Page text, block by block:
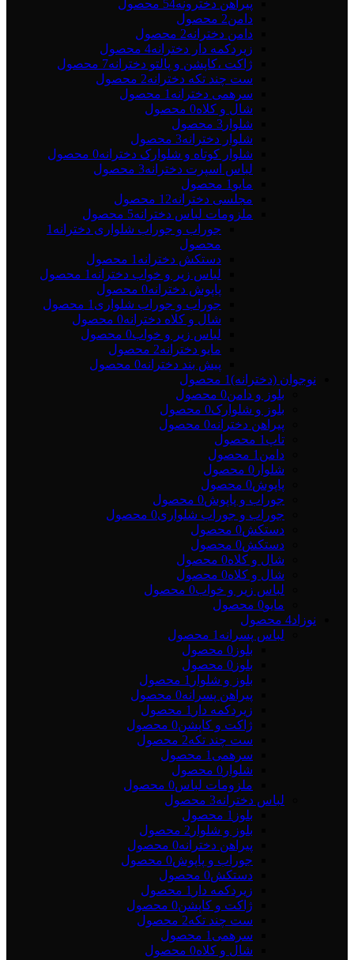
پیراهن دخترونه54 محصول
دامن2 محصول
دامن دخترانه2 محصول
زیردکمه دار دخترانه4 محصول
ژاکت ،کاپشن و پالتو دخترانه7 محصول
ست چند تکه دخترانه2 محصول
سرهمی دخترانه 1 محصول
شال و کلاه0 محصول
شلوار 3 محصول
شلوار دخترانه3 محصول
شلوار کوتاه و شلوارک دخترانه0 محصول
لباس اسپرت دخترانه3 محصول
مایو 1 محصول
مجلسی دخترانه12 محصول
ملزومات لباس دخترانه5 محصول
جوراب و جوراب شلواری دخترانه 1
محصول
دستکش دخترانه 1 محصول
لباس زیر و خواب دخترانه 1 محصول
پاپوش دخترانه0 محصول
جوراب و جوراب شلواری 1 محصول
شال و کلاه دخترانه0 محصول
لباس زیر و خواب0 محصول
مایو دخترانه2 محصول
پیش بند دخترانه0 محصول
نوجوان (دخترانه)1 محصول
بلوز و دامن0 محصول
بلوز و شلوارک0 محصول
پیراهن دخترانه0 محصول
تاپ 1 محصول
دامن 1 محصول
شلوار 0 محصول
پاپوش0 محصول
جوراب و پاپوش0 محصول
جوراب و جوراب شلواری0 محصول
دستکش0 محصول
دستکش0 محصول
شال و کلاه0 محصول
شال و کلاه0 محصول
لباس زیر و خواب0 محصول
مایو0 محصول
نوزاد4 محصول
لباس پسرانه 1 محصول
بلوز 0 محصول
بلوز 0 محصول
بلوز و شلوار 1 محصول
پیراهن پسرانه0 محصول
زیردکمه دار 1 محصول
ژاکت و کاپشن0 محصول
ست چند تکه2 محصول
سرهمی 1 محصول
شلوار 0 محصول
ملزومات لباس0 محصول
لباس دخترانه3 محصول
بلوز 1 محصول
بلوز و شلوار 2 محصول
پیراهن دخترانه0 محصول
جوراب و پاپوش0 محصول
دستکش0 محصول
زیردکمه دار 1 محصول
ژاکت و کاپشن0 محصول
ست چند تکه2 محصول
سرهمی 1 محصول
شال و کلاه0 محصول